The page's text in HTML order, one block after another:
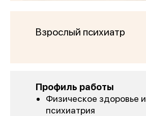
Взрослый психиатр
Профиль работы
Физическое здоровье и
психиатрия